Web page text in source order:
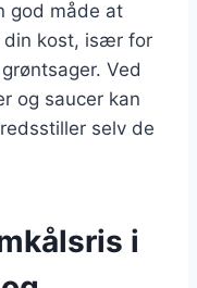
god måde at
din kost, især for
Ved
og saucer kan
selv de
i